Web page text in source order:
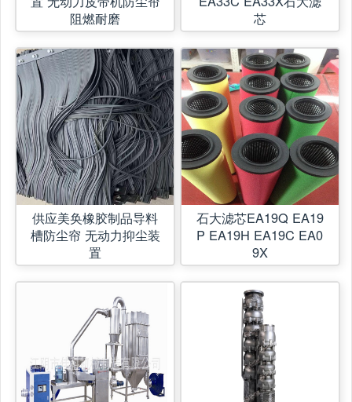
阻燃耐磨
供应美奂橡胶制品导料
槽防尘帘 无动力抑尘装
置
芯
石大滤芯EA19Q EA19
P EA19H EA19C EA0
9X